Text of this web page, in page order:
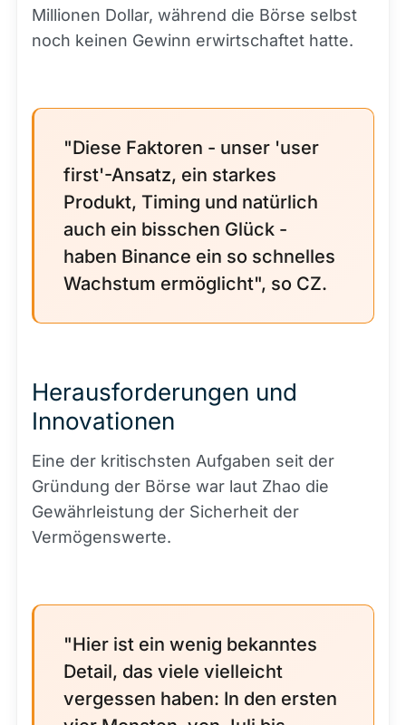
Millionen Dollar, während die Börse selbst
noch keinen Gewinn erwirtschaftet hatte.
"Diese Faktoren - unser 'user
first'-Ansatz, ein starkes
Produkt, Timing und natürlich
auch ein bisschen Glück -
haben Binance ein so schnelles
Wachstum ermöglicht", so CZ.
Herausforderungen und
Innovationen
Eine der kritischsten Aufgaben seit der
Gründung der Börse war laut Zhao die
Gewährleistung der Sicherheit der
Vermögenswerte.
"Hier ist ein wenig bekanntes
Detail, das viele vielleicht
vergessen haben: In den ersten